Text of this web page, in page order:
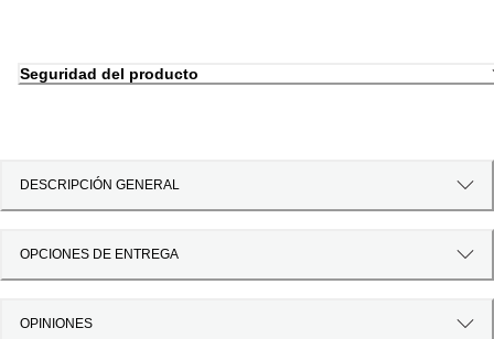
Seguridad del producto
DESCRIPCIÓN GENERAL
OPCIONES DE ENTREGA
OPINIONES